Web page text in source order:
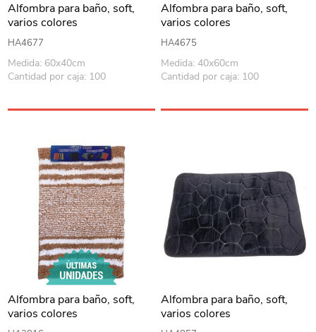
Alfombra para baño, soft,
varios colores
HA4677
Medida: 60x40cm
Cantidad por caja: 100
Alfombra para baño, soft,
varios colores
HA4675
Medida: 40x60cm
Cantidad por caja: 100
Alfombra para baño, soft,
varios colores
Alfombra para baño, soft,
varios colores